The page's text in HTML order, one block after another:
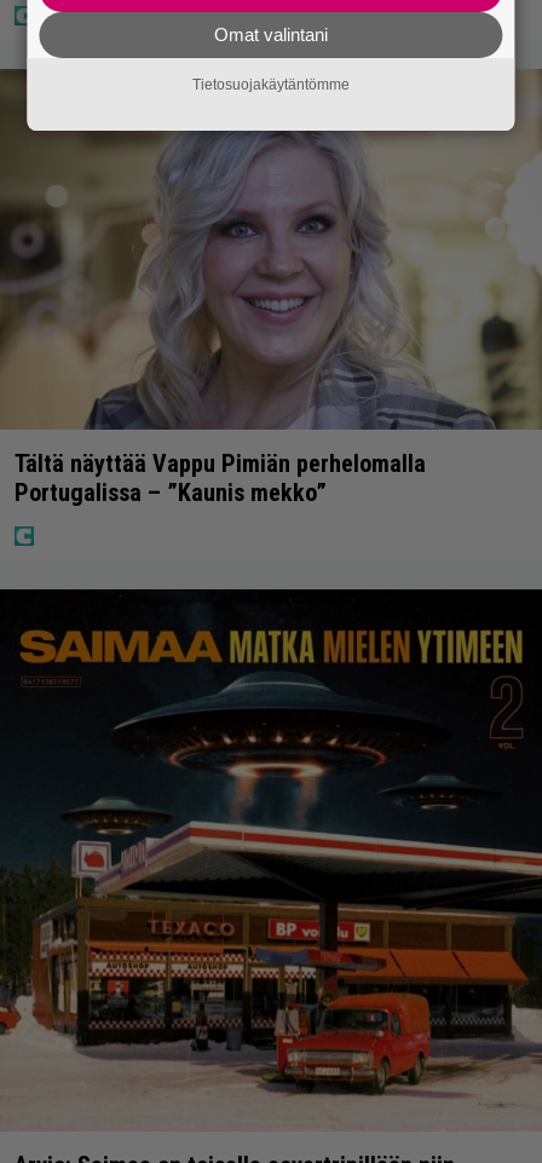
Tältä näyttää Vappu Pimiän perhelomalla
Portugalissa – ”Kaunis mekko”
Omat valintani
Tietosuojakäytäntömme